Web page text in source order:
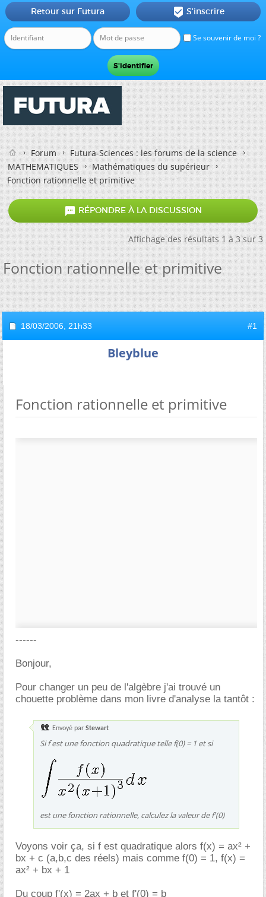
Se souvenir de moi ?
Retour sur Futura  S'inscrire
Forum
Futura-Sciences : les forums de la science
MATHEMATIQUES
Mathématiques du supérieur
Fonction rationnelle et primitive
 RÉPONDRE À LA DISCUSSION
Affichage des résultats 1 à 3 sur 3
Fonction rationnelle et primitive
18/03/2006, 21h33 #1
Bleyblue
Fonction rationnelle et primitive
------
Bonjour,
Pour changer un peu de l'algèbre j'ai trouvé un
chouette problème dans mon livre d'analyse la tantôt :
Envoyé par Stewart
Si f est une fonction quadratique telle f(0) = 1 et si
est une fonction rationnelle, calculez la valeur de f'(0)
Voyons voir ça, si f est quadratique alors f(x) = ax² +
bx + c (a,b,c des réels) mais comme f(0) = 1, f(x) =
ax² + bx + 1
Du coup f'(x) = 2ax + b et f'(0) = b